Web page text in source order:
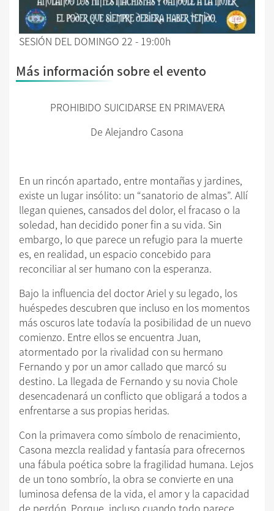
SESIÓN DEL DOMINGO 22 - 19:00h
Más información sobre el evento
PROHIBIDO SUICIDARSE EN PRIMAVERA
De Alejandro Casona
En un rincón apartado, entre montañas y jardines,
existe un lugar insólito: un “sanatorio de almas”. Allí
llegan quienes, cansados del dolor, el fracaso o la
soledad, han decidido poner fin a su vida. Sin
embargo, lo que parece un refugio para la muerte
es, en realidad, un espacio concebido para
reconciliar al ser humano con la esperanza.
Bajo la influencia del doctor Ariel y su legado, los
huéspedes descubren que incluso en los momentos
más oscuros late todavía la posibilidad de un nuevo
comienzo. Entre ellos se encuentra Juan,
atormentado por la rivalidad con su hermano
Fernando y por un amor callado que marcó su
destino. La llegada de Fernando y su novia Chole
desencadenará un conflicto que obligará a todos a
enfrentarse a sus propias heridas.
Con la primavera como símbolo de renacimiento,
Casona mezcla realidad y fantasía para ofrecernos
una fábula poética sobre la fragilidad humana. Lejos
de un tono sombrío, la obra se convierte en una
luminosa defensa de la vida, el amor y la capacidad
de perdón. Porque, incluso cuando todo parece